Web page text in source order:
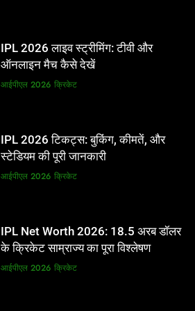
IPL 2026 लाइव स्ट्रीमिंग: टीवी और
ऑनलाइन मैच कैसे देखें
आईपीएल 2026 क्रिकेट
IPL 2026 टिकट्स: बुकिंग, कीमतें, और
स्टेडियम की पूरी जानकारी
आईपीएल 2026 क्रिकेट
IPL Net Worth 2026: 18.5 अरब डॉलर
के क्रिकेट साम्राज्य का पूरा विश्लेषण
आईपीएल 2026 क्रिकेट